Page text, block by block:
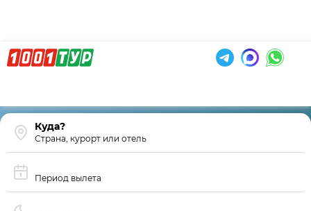
Страна, курорт или отель
Период вылета